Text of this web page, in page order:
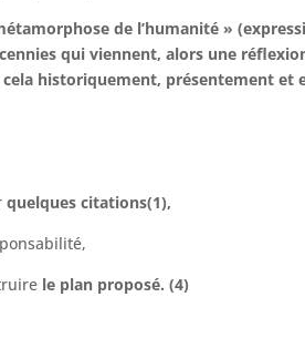
de l’humanité »
qui viennent, alors une
historiquement, présentement et
quelques citations(1),
le plan proposé. (4)